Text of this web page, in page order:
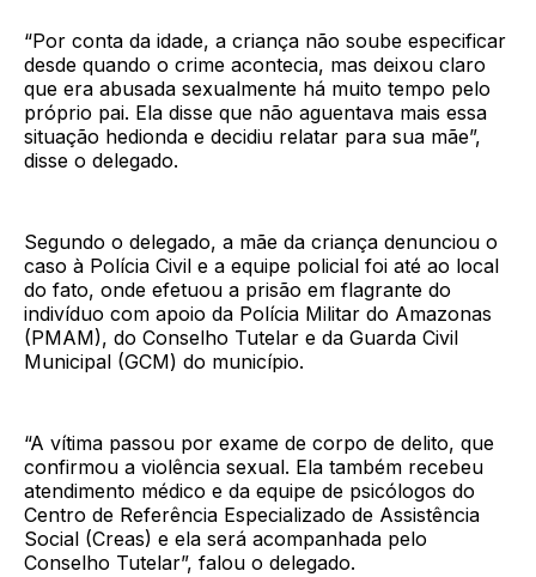
“Por conta da idade, a criança não soube especificar
desde quando o crime acontecia, mas deixou claro
que era abusada sexualmente há muito tempo pelo
próprio pai. Ela disse que não aguentava mais essa
situação hedionda e decidiu relatar para sua mãe”,
disse o delegado.
Segundo o delegado, a mãe da criança denunciou o
caso à Polícia Civil e a equipe policial foi até ao local
do fato, onde efetuou a prisão em flagrante do
indivíduo com apoio da Polícia Militar do Amazonas
(PMAM), do Conselho Tutelar e da Guarda Civil
Municipal (GCM) do município.
“A vítima passou por exame de corpo de delito, que
confirmou a violência sexual. Ela também recebeu
atendimento médico e da equipe de psicólogos do
Centro de Referência Especializado de Assistência
Social (Creas) e ela será acompanhada pelo
Conselho Tutelar”, falou o delegado.